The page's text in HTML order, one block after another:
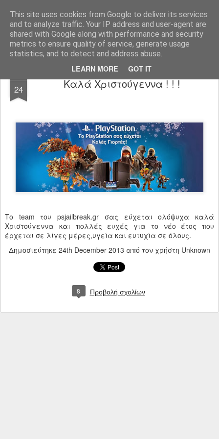
This site uses cookies from Google to deliver its services
and to analyze traffic. Your IP address and user-agent are
shared with Google along with performance and security
metrics to ensure quality of service, generate usage
statistics, and to detect and address abuse.
LEARN MORE GOT IT
www.psjailbreak.gr Καλωσήρθατε στο No1 site για τις κονσόλες Playstation στην Ελλάδα
Pages
24 Καλά Χριστούγεννα ! ! !
Το team του psjailbreak.gr σας εύχεται ολόψυχα καλά
Χριστούγεννα και πολλές ευχές για το νέο έτος που
έρχεται σε λίγες μέρες,υγεία και ευτυχία σε όλους.
Δημοσιεύτηκε 24th December 2013 από τον χρήστη Unknown
8 Προβολή σχολίων